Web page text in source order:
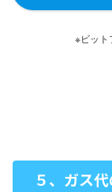
※ビット
５、ガス